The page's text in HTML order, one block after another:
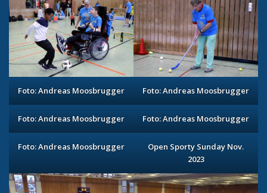
Foto: Andreas Moosbrugger Foto: Andreas Moosbrugger
Foto: Andreas Moosbrugger Foto: Andreas Moosbrugger
Foto: Andreas Moosbrugger
Open Sporty Sunday Nov.
2023